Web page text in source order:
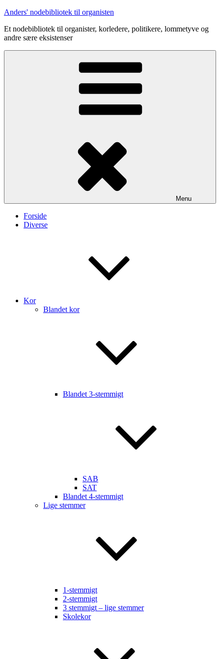
Videre
indhold
Anders' nodebibliotek til organisten
Et nodebibliotek til organister, korledere, politikere, lommetyve og
andre sære eksistenser
Menu
Forside
Diverse
Kor
Blandet kor
Blandet 3-stemmigt
SAB
SAT
Blandet 4-stemmigt
Lige stemmer
1-stemmigt
2-stemmigt
3 stemmigt – lige stemmer
Skolekor